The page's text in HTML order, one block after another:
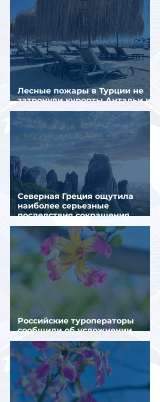
Лесные пожары в Турции не
затронули курорты Антальи и
Муглы
Северная Греция ощутила
наиболее серьезные
последствия сокращения
турпотока из России
Российские туроператоры
сообщили об усложнении
получения виз в Грецию